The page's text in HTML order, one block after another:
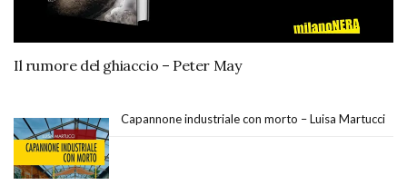
Il rumore del ghiaccio – Peter May
Capannone industriale con morto – Luisa Martucci